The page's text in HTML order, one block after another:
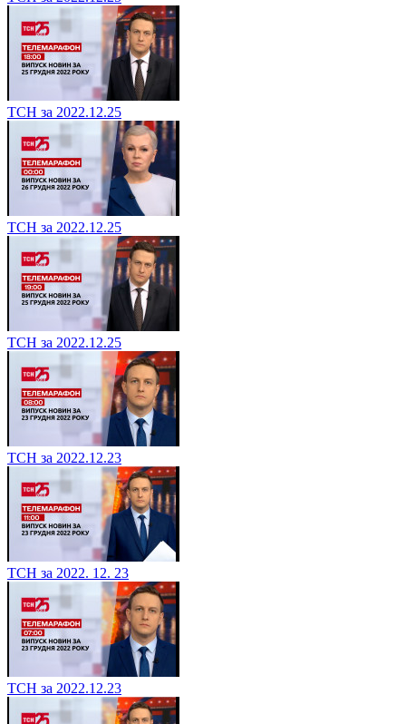
ТСН за 2022.12.25
ТСН за 2022.12.25
ТСН за 2022.12.25
ТСН за 2022.12.23
ТСН за 2022. 12. 23
ТСН за 2022.12.23